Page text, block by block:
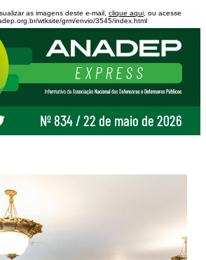
as imagens deste e-mail, clique aqui , ou acesse
wtksite/grm/envio/3545/index.html
Nº 834 / 22 de maio de 2026